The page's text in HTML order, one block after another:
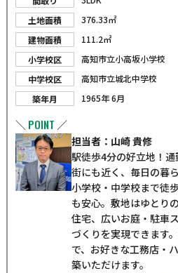
土地面積
376.33㎡
建物面積
111.2㎡
小学校区
高知市立小高坂小学校
中学校区
高知市立城北中学校
築年月
1965年 6月
＼ POINT ／
担当者：山崎 貴修
駅徒歩4分の好立地！
街にも近く、毎日の暮
小学校・中学校まで徒
も安心。敷地はゆとり
住宅、広いお庭・駐車
づくりを実現できます
で、お好きな工務店・
築いただけます。